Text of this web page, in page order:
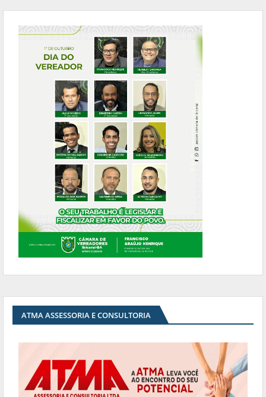
ATMA ASSESSORIA E CONSULTORIA